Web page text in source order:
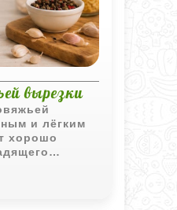
вырезки
и лёгким
хорошо